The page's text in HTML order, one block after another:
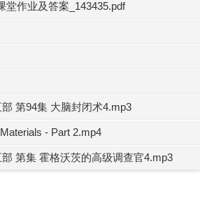
堂作业及答案_143435.pdf
第94集 大脑封闭术4.mp3
- Part 2.mp4
第集 霍格沃茨的高级调查官4.mp3